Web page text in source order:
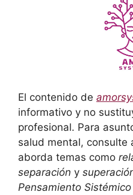
El contenido de
informativo y no
profesional. Para
salud mental, consulte
aborda temas como
separación y
Pensamiento Sistémico